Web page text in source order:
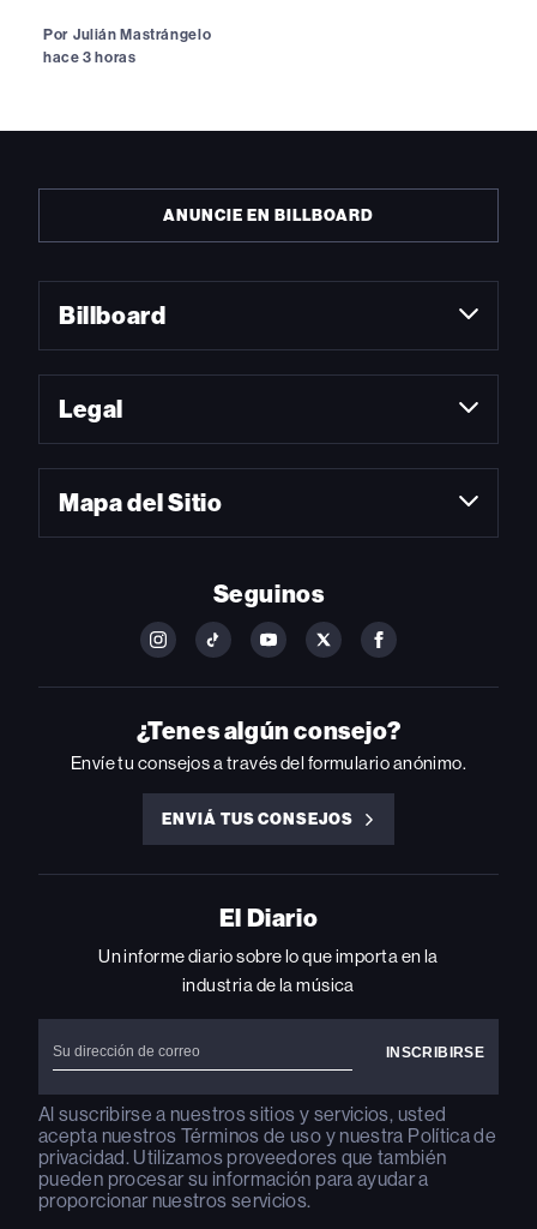
Por Julián Mastrángelo
hace 3 horas
ANUNCIE EN BILLBOARD
Billboard
Legal
Mapa del Sitio
Seguinos
FOLLOW
ON
INSTAGRAM
FOLLOW
ON
YOUTUBE
FOLLOW
ON
YOUTUBE
FOLLOW
ON
FOLLOW
ON
FACEBOOK
¿Tenes algún consejo?
Envíe tu consejos a través del formulario anónimo.
ENVIÁ TUS CONSEJOS
ENVIÁ
CONSEJOS
El Diario
Un informe diario sobre lo que importa en la
industria de la música
Al suscribirse a nuestros sitios y servicios, usted
acepta nuestros Términos de uso y nuestra Política de
privacidad. Utilizamos proveedores que también
pueden procesar su información para ayudar a
proporcionar nuestros servicios.